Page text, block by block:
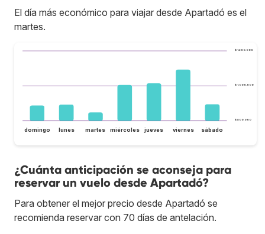
El día más económico para viajar desde Apartadó es el
martes.
$ 800.000
$ 1.000.000
$ 1.200.000
domingo lunes martes miércoles jueves viernes sábado
¿Cuánta anticipación se aconseja para
reservar un vuelo desde Apartadó?
Para obtener el mejor precio desde Apartadó se
recomienda reservar con 70 días de antelación.